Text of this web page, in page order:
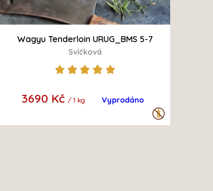
Wagyu Tenderloin URUG_BMS 5-7
Svíčková
3690 Kč / 1 kg Vyprodáno